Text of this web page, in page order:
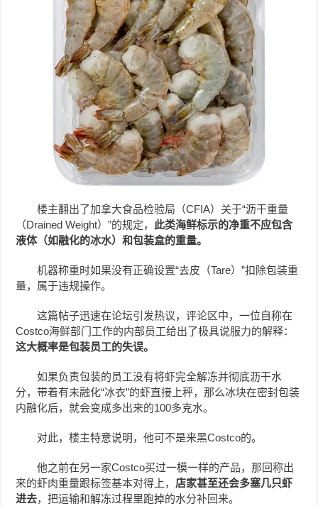
楼主翻出了加拿大食品检验局（CFIA）关于“沥干重量
（Drained Weight）”的规定， 此类海鲜标示的净重不应包含
液体（如融化的冰水）和包装盒的重量。
机器称重时如果没有正确设置“去皮（Tare）”扣除包装重
量，属于违规操作。
这篇帖子迅速在论坛引发热议，评论区中，一位自称在
Costco海鲜部门工作的内部员工给出了极具说服力的解释：
这大概率是包装员工的失误。
如果负责包装的员工没有将虾完全解冻并彻底沥干水
分，带着有未融化“冰衣”的虾直接上秤，那么冰块在密封包装
内融化后，就会变成多出来的100多克水。
对此，楼主特意说明，他可不是来黑Costco的。
他之前在另一家Costco买过一模一样的产品，那回称出
来的虾肉重量跟标签基本对得上， 店家甚至还会多塞几只虾
进去，把运输和解冻过程里跑掉的水分补回来。